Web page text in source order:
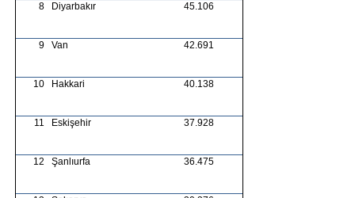
8 Diyarbakır 45.106
9 Van 42.691
10 Hakkari 40.138
11 Eskişehir 37.928
12 Şanlıurfa 36.475